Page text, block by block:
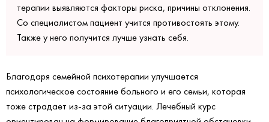
терапии выявляются факторы риска, причины отклонения.
Со специалистом пациент учится противостоять этому.
Также у него получится лучше узнать себя.
Благодаря семейной психотерапии улучшается
психологическое состояние больного и его семьи, которая
тоже страдает из-за этой ситуации. Лечебный курс